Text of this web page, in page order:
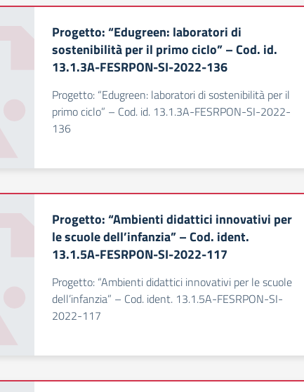
Progetto: “Edugreen: laboratori di
sostenibilità per il primo ciclo” – Cod. id.
13.1.3A-FESRPON-SI-2022-136
Progetto: “Edugreen: laboratori di sostenibilità per il
primo ciclo” – Cod. id. 13.1.3A-FESRPON-SI-2022-
136
Progetto: “Ambienti didattici innovativi per
le scuole dell’infanzia” – Cod. ident.
13.1.5A-FESRPON-SI-2022-117
Progetto: “Ambienti didattici innovativi per le scuole
dell’infanzia” – Cod. ident. 13.1.5A-FESRPON-SI-
2022-117